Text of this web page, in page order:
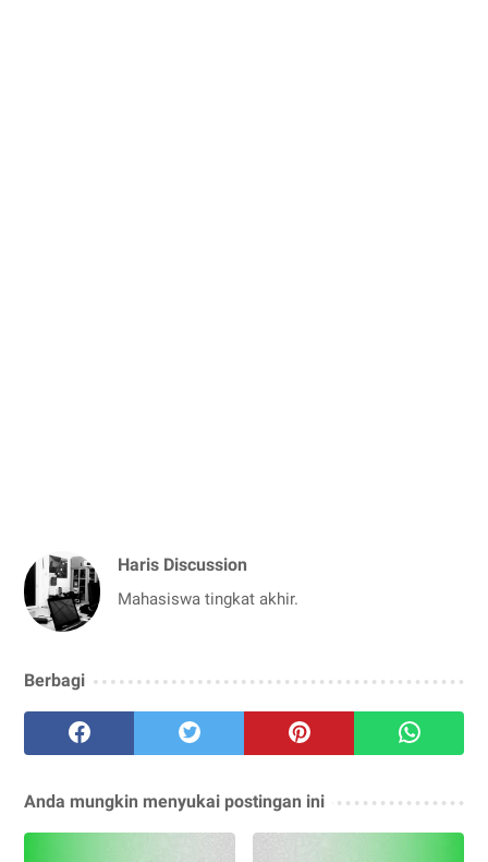
Haris Discussion
Mahasiswa tingkat akhir.
Berbagi
Anda mungkin menyukai postingan ini